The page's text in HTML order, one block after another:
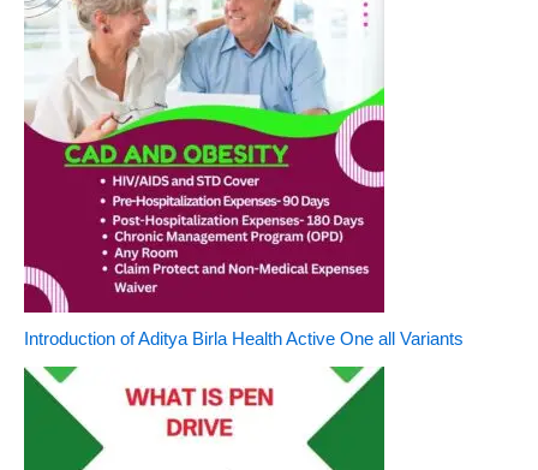
Introduction of Aditya Birla Health Active One all Variants